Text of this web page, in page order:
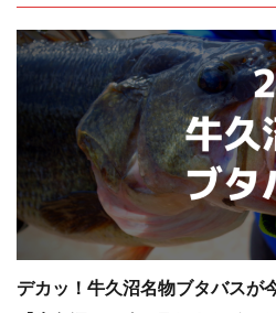
デカッ！牛久沼名物ブタバスが